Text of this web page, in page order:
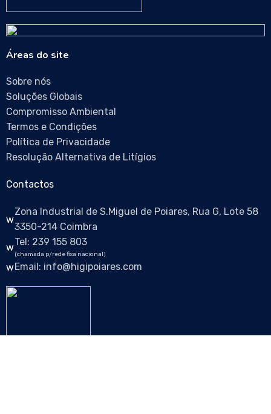
Áreas do site
Sobre nós
Soluções Globais
Compromisso Ambiental
Termos e Condições
Política de Privacidade
Resolução Alternativa de Litígios
Contactos
Zona Industrial de S.Miguel de Poiares, Rua G, Lote 58
3350-214 Coimbra
Tel: 239 155 803
(chamada p/rede fixa nacional)
Email: info@higipoiares.com